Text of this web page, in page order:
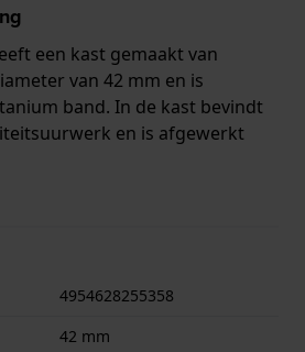
een kast gemaakt van
van 42 mm en is
band. In de kast bevindt
en is afgewerkt
3 jaar garantie.
4954628255358
42 mm